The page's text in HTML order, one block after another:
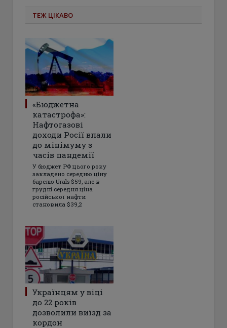
ТЕЖ ЦІКАВО
«Бюджетна
катастрофа»:
Нафтогазові
доходи Росії впали
до мінімуму з
часів пандемії
У бюджет РФ цього року
закладено середню ціну
барелю Urals $59, але в
грудні середня ціна
російської нафти
становила $39,2
Українцям у віці
до 22 років
дозволили виїзд за
кордон